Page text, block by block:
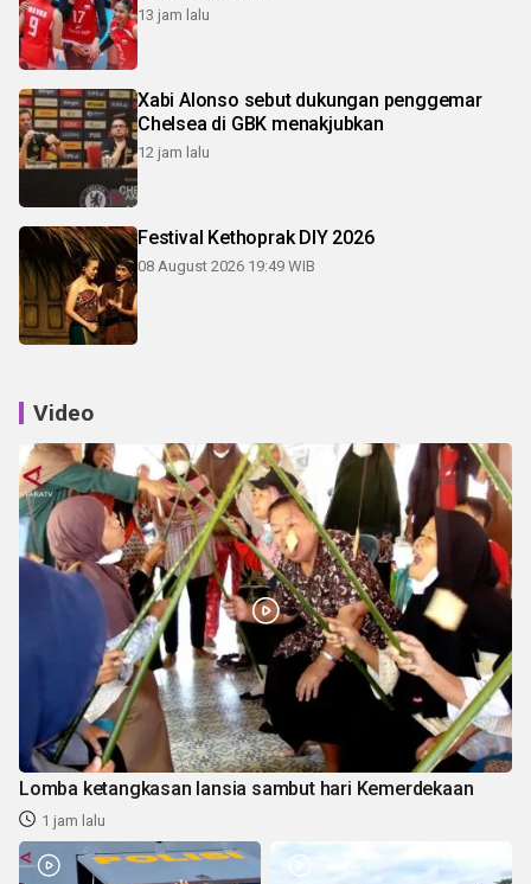
13 jam lalu
Xabi Alonso sebut dukungan penggemar
Chelsea di GBK menakjubkan
12 jam lalu
Festival Kethoprak DIY 2026
08 August 2026 19:49 WIB
Video
Lomba ketangkasan lansia sambut hari Kemerdekaan
1 jam lalu